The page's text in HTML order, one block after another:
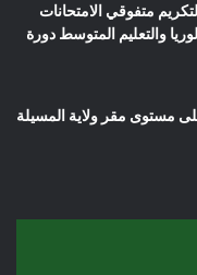
متفوقي الامتحانات
والتعليم المتوسط دورة
مستوى مقر ولاية المسيلة